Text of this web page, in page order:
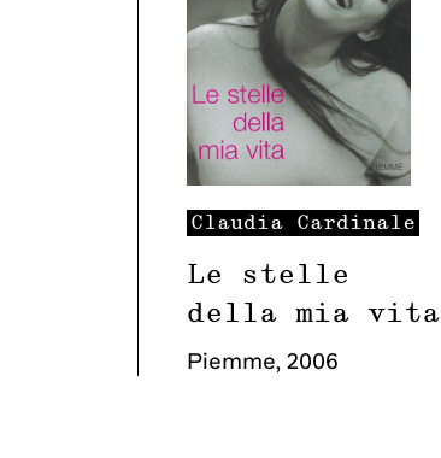
Claudia Cardinale
Le stelle
della mia vita
Piemme, 2006